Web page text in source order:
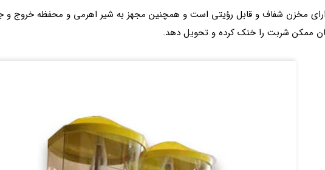
مخزن شفاف و قابل رؤیتی است و همچنین مجهز به شیر اهرمی و محفظه خروج و
ممکن شربت را خنک کرده و تحویل دهد.